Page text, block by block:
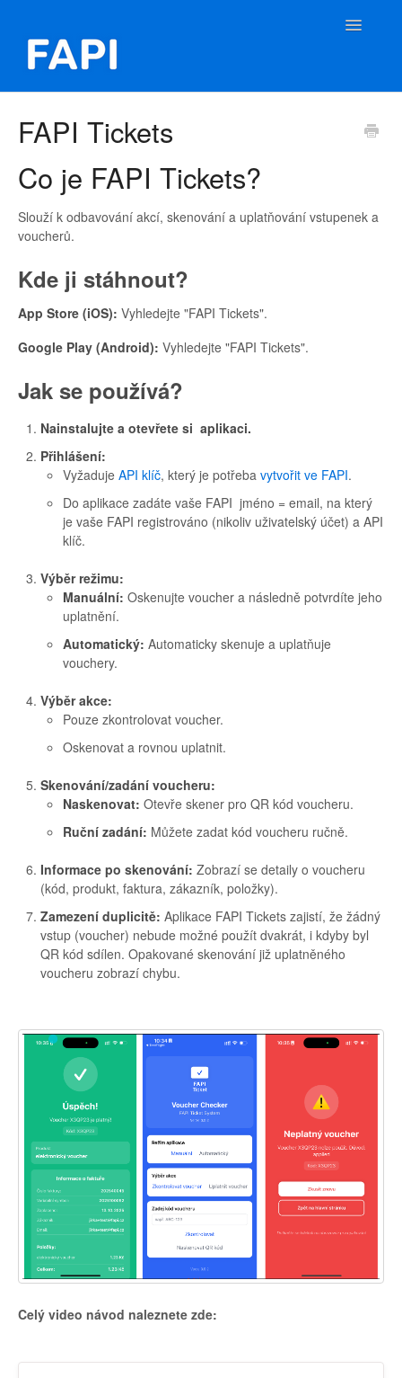
Toggle
FAPI Tickets
Co je FAPI Tickets?
Slouží k odbavování akcí, skenování a uplatňování vstupenek a
voucherů.
Kde ji stáhnout?
App Store (iOS): Vyhledejte "FAPI Tickets".
Google Play (Android): Vyhledejte "FAPI Tickets".
Jak se používá?
Nainstalujte a otevřete si aplikaci.
Přihlášení:
Vyžaduje API klíč, který je potřeba vytvořit ve FAPI.
Do aplikace zadáte vaše FAPI jméno = email, na který
je vaše FAPI registrováno (nikoliv uživatelský účet) a API
klíč.
Výběr režimu:
Manuální: Oskenujte voucher a následně potvrdíte jeho
uplatnění.
Automatický: Automaticky skenuje a uplatňuje
vouchery.
Výběr akce:
Pouze zkontrolovat voucher.
Oskenovat a rovnou uplatnit.
Skenování/zadání voucheru:
Naskenovat: Otevře skener pro QR kód voucheru.
Ruční zadání: Můžete zadat kód voucheru ručně.
Informace po skenování: Zobrazí se detaily o voucheru
(kód, produkt, faktura, zákazník, položky).
Zamezení duplicitě: Aplikace FAPI Tickets zajistí, že žádný
vstup (voucher) nebude možné použít dvakrát, i kdyby byl
QR kód sdílen. Opakované skenování již uplatněného
voucheru zobrazí chybu.
Celý video návod naleznete zde: